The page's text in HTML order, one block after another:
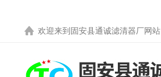
欢迎来到 固安县通诚滤清器厂网站